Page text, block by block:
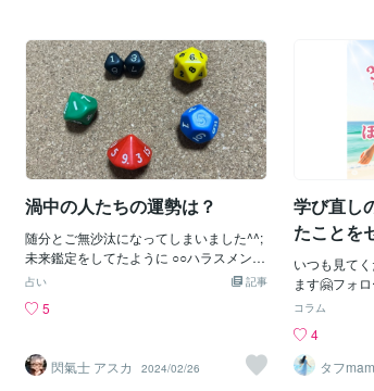
していただけるとモチベーション爆上が
りします♪最後まで読んでくださりあり
がとうございました。じゃあ、またね ( ˙
꒳​˙ᐢ )ひかり☆”2021.9.23
なぁという雰囲気はあります。 あくま
で、「タロットってこう揃うと そんな意
味合いになるんだ」というのを 一緒に楽
しむことが第一の目標です。 どんな内容
になるかは、明日28日、金曜です。今日
は僕の誕生日！直近を振り返ります。誕
生日という節目だというのに、パソコン
の初期化(リカバリ)をせざるを得なく、
作業してます。「イラストソフトの手ブ
ありふれた不具合だと思いましたが..。
問題はそう簡単に解決しなく（現在
も）、 OSというシステムのリカバリと
なってしまいました。 リカバリは復旧で
ット"を求められるとは...。 先月、人間関
係リセットをしたばかり。...感慨深いも
ミングです
分を見つめ
トを切る！
ます。満月
太陽に蟹座
ます。人間
の人たちと
かもしれま
るものが原因
でみること
識し、新しい
ことができま
いい状態で
があったけ
たは、ずい
けられなかっ
人間関係が
や、趣味そ
渦中の人たちの運勢は？
随分とご無沙汰になってしまいました^^;
未来鑑定をしてたように ○○ハラスメント
は浮き彫りにSNSで言い争ったり 週刊誌
なるんでしょうか？ 今更生していても 昔
ことも時効が無い世の中に そんな時代に
突入してしまったのだ と実感しつつあり
記事
占い
5
閃氣士 アスカ 2024/02/26
学び直し
たことを
いつも見て
ます🤗フォ
なっていま
た。 ですが
想いを断ち
ザインを学
コラム
4
タフmam